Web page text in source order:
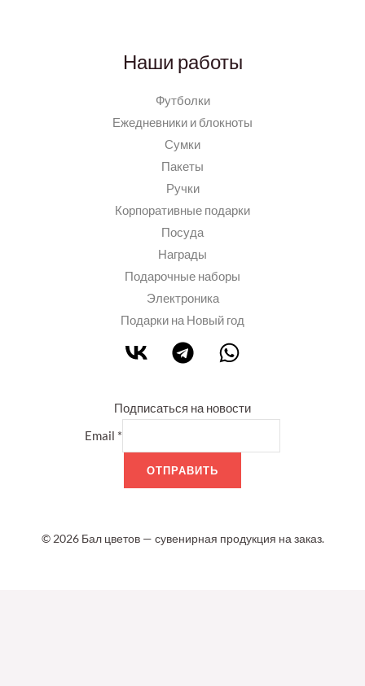
Наши работы
Футболки
Ежедневники и блокноты
Сумки
Пакеты
Ручки
Корпоративные подарки
Посуда
Награды
Подарочные наборы
Электроника
Подарки на Новый год
Подписаться на новости
Email *
ОТПРАВИТЬ
© 2026 Бал цветов — сувенирная продукция на заказ.